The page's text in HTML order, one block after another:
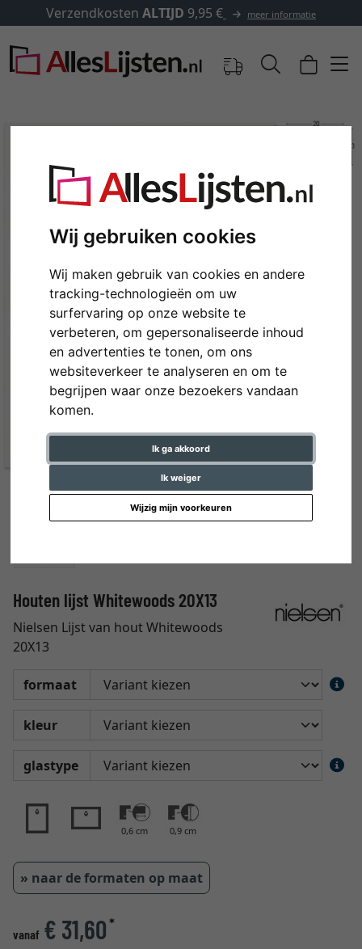
Wij gebruiken cookies
Wij maken gebruik van cookies en andere
tracking-technologieën om uw
surfervaring op onze website te
verbeteren, om gepersonaliseerde inhoud
en advertenties te tonen, om ons
websiteverkeer te analyseren en om te
begrijpen waar onze bezoekers vandaan
komen.
Ik ga akkoord
Ik weiger
Wijzig mijn voorkeuren
ALTIJD9,95 € meer informatie
Terug
Houten lijst Whitewoods 20X13
Nielsen Lijst van hout Whitewoods
20X13
formaat
kleur
glastype
0,6 cm 0,9 cm
» naar de formaten op maat
vanaf € 31,60*